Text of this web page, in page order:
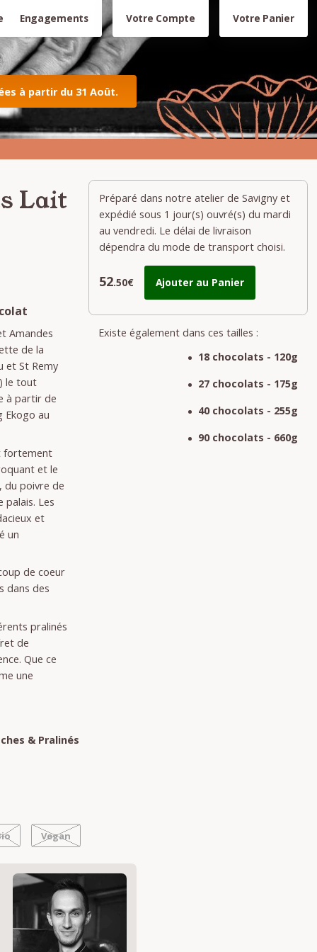
Engagements Votre Compte Votre Panier
à partir du 31 Août.
Lait
Amandes
de la
et St Remy
le tout
à partir de
Ekogo au
fortement
et le
du poivre de
Les
et
un
de coeur
dans des
pralinés
de
Que ce
une
& Pralinés
Préparé dans notre atelier de Savigny et
expédié sous 1 jour(s) ouvré(s) du mardi
au vendredi. Le délai de livraison
dépendra du mode de transport choisi.
52.50€ Ajouter au Panier
Existe également dans ces tailles :
18 chocolats - 120g
27 chocolats - 175g
40 chocolats - 255g
90 chocolats - 660g
Vegan